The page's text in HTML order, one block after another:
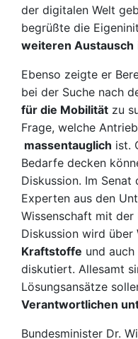
der digitalen Welt
begrüßte die
weiteren Austausch
Ebenso zeigte er
bei der Suche nach
für die Mobilität zu
Frage, welche
massentauglich ist.
Bedarfe decken
Diskussion. Im
Experten aus den
Wissenschaft mit
Diskussion wird über
Kraftstoffe und auch
diskutiert. Allesamt
Lösungsansätze
Verantwortlichen
Bundesminister Dr.